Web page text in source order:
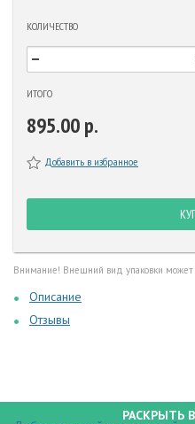
КОЛИЧЕСТВО
ИТОГО
895.00 р.
Добавить в избранное
Внимание! Внешний вид упаковки может
Описание
Отзывы
РАСКРЫТЬ